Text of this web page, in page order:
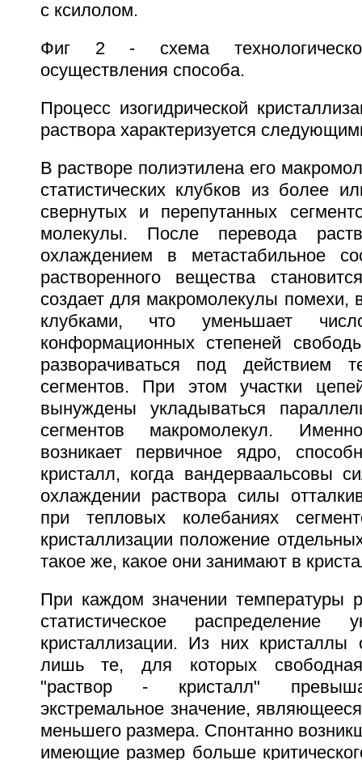
с ксилолом.
Фиг 2 - схема
осуществления способа.
Процесс изогидрической
раствора характеризуется
В растворе полиэтилена его
статистических клубков из более
свернутых и перепутанных
молекулы. После перевода
охлаждением в метастабильное
растворенного вещества
создает для макромолекулы помехи,
клубками, что уменьшает
конформационных степеней
разворачиваться под действием
сегментов. При этом участки
вынуждены укладываться
сегментов макромолекул.
возникает первичное ядро,
кристалл, когда вандерваальсовы
охлаждении раствора силы
при тепловых колебаниях
кристаллизации положение
такое же, какое они занимают в
При каждом значении температуры
статистическое распределение
кристаллизации. Из них
лишь те, для которых
"раствор - кристалл"
экстремальное значение,
меньшего размера. Спонтанно
имеющие размер больше